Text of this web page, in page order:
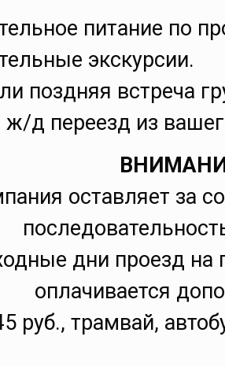
питание по
экскурсии.
поздняя встреча
д переезд из
оставляет за
дни проезд на
оплачивается
руб., трамвай,